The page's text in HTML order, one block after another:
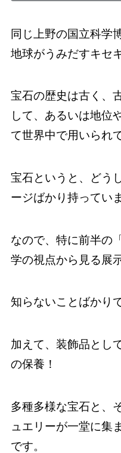
同じ上野の国立科学
地球がうみだすキセ
宝石の歴史は古く、
して、あるいは地位
て世界中で用いられ
宝石というと、どう
ージばかり持ってい
なので、特に前半の
学の視点から見る展
知らないことばかり
加えて、装飾品とし
の保養！
多種多様な宝石と、
ュエリーが一堂に集
です。